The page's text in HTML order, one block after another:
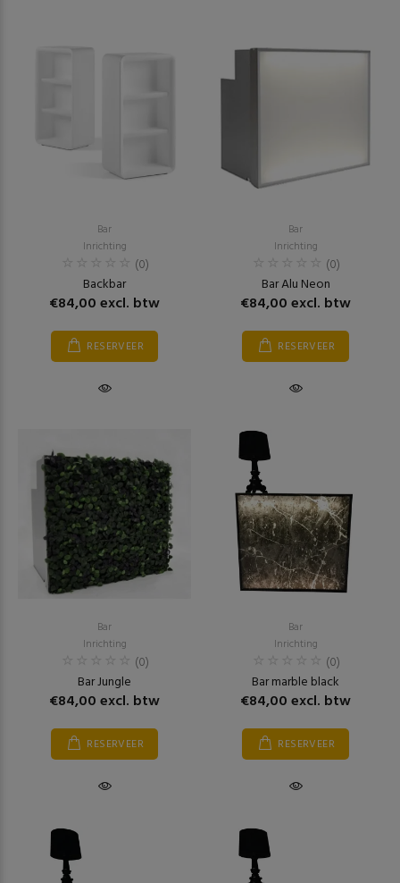
Bar
Inrichting
(0)
Backbar
€84,00 excl. btw
RESERVEER
Bar
Inrichting
(0)
Bar Alu Neon
€84,00 excl. btw
RESERVEER
Bar
Inrichting
(0)
Bar Jungle
€84,00 excl. btw
RESERVEER
Bar
Inrichting
(0)
Bar marble black
€84,00 excl. btw
RESERVEER